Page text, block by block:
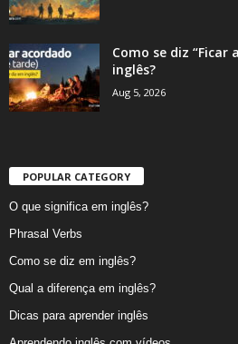
Como se diz
inglês?
Aug 5, 2026
POPULAR CATEGORY
O que significa em inglês?
Phrasal Verbs
Como se diz em inglês?
Qual a diferença em inglês?
Dicas para aprender inglês